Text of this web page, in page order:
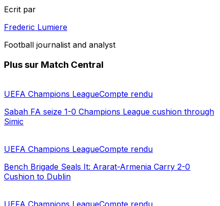
Ecrit par
Frederic Lumiere
Football journalist and analyst
Plus sur Match Central
UEFA Champions LeagueCompte rendu
Sabah FA seize 1-0 Champions League cushion through
Simic
UEFA Champions LeagueCompte rendu
Bench Brigade Seals It: Ararat-Armenia Carry 2-0
Cushion to Dublin